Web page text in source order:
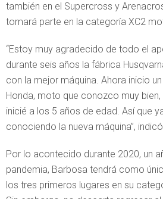
también en el Supercross y
tomará parte en la categoría XC2
“Estoy muy agradecido de todo el
durante seis años la fábrica
con la mejor máquina. Ahora inicio
Honda, moto que conozco muy
inicié a los 5 años de edad. Así que
conociendo la nueva máquina”,
Por lo acontecido durante 2020, un
pandemia, Barbosa tendrá como
los tres primeros lugares en su